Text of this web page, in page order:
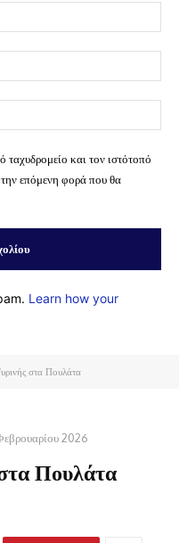
ταχυδρομείο και τον ιστότοπό
επόμενη φορά που θα
Learn how your